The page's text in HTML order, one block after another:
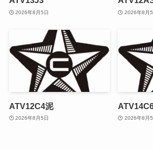
2026年8月5日 2026年8月5
ATV12C4泥
2026年8月5日 2026年8月5